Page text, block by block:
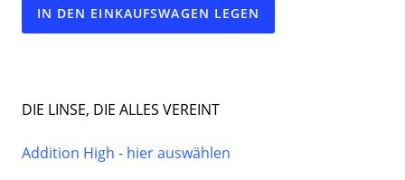
IN DEN EINKAUFSWAGEN LEGEN
DIE LINSE, DIE ALLES VEREINT
Addition High - hier auswählen